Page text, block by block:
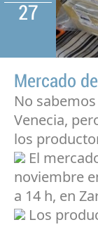
27
Mercado
No
Venecia,
los
El
noviembre
a 14 h, en
Los